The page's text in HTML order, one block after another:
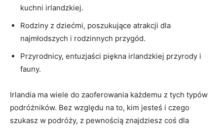
kuchni irlandzkiej.
Rodziny z⁤ dziećmi, poszukujące atrakcji dla
najmłodszych‍ i⁣ rodzinnych przygód.
Przyrodnicy,‌ entuzjaści piękna irlandzkiej​ przyrody i
‌fauny.
Irlandia ‌ma wiele⁤ do⁣ zaoferowania każdemu z tych⁢ typów
podróżników.‌ Bez ‍względu ⁢na ⁢to,‌ kim jesteś i czego
szukasz w⁣ podróży, z pewnością znajdziesz coś⁢ dla